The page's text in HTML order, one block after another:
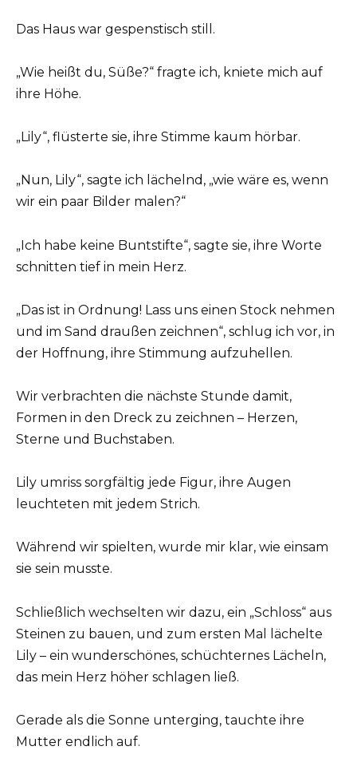
Das Haus war gespenstisch still.
„Wie heißt du, Süße?“ fragte ich, kniete mich auf
ihre Höhe.
„Lily“, flüsterte sie, ihre Stimme kaum hörbar.
„Nun, Lily“, sagte ich lächelnd, „wie wäre es, wenn
wir ein paar Bilder malen?“
„Ich habe keine Buntstifte“, sagte sie, ihre Worte
schnitten tief in mein Herz.
„Das ist in Ordnung! Lass uns einen Stock nehmen
und im Sand draußen zeichnen“, schlug ich vor, in
der Hoffnung, ihre Stimmung aufzuhellen.
Wir verbrachten die nächste Stunde damit,
Formen in den Dreck zu zeichnen – Herzen,
Sterne und Buchstaben.
Lily umriss sorgfältig jede Figur, ihre Augen
leuchteten mit jedem Strich.
Während wir spielten, wurde mir klar, wie einsam
sie sein musste.
Schließlich wechselten wir dazu, ein „Schloss“ aus
Steinen zu bauen, und zum ersten Mal lächelte
Lily – ein wunderschönes, schüchternes Lächeln,
das mein Herz höher schlagen ließ.
Gerade als die Sonne unterging, tauchte ihre
Mutter endlich auf.